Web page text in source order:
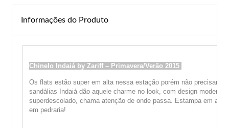
Informações do Produto
Chinelo Indaiá by Zariff – Primavera/Verão 2015
Os flats estão super em alta nessa estação porém não precisam
sandálias Indaiá dão aquele charme no look, com design moderno
superdescolado, chama atenção de onde passa. Estampa em
em pedraria!